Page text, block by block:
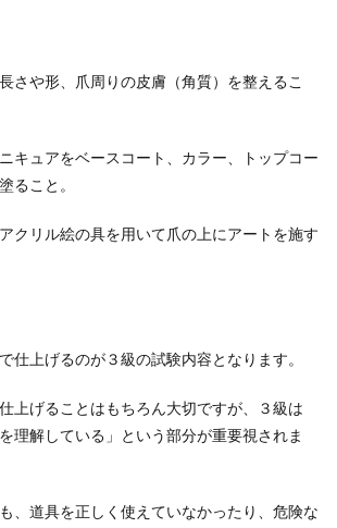
長さや形、爪周りの皮膚（角質）を整えるこ
キュアをベースコート、カラー、トップコー
ること。
アクリル絵の具を用いて爪の上にアートを施す
仕上げるのが３級の試験内容となります。
上げることはもちろん大切ですが、３級は
理解している」という部分が重要視されま
、道具を正しく使えていなかったり、危険な